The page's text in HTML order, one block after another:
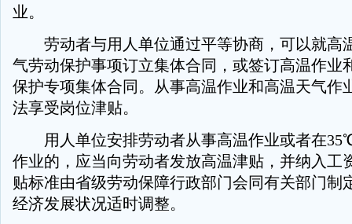
业。
劳动者与用人单位通过平等协商，可以就高
气劳动保护事项订立集体合同，或签订高温作业
保护专项集体合同。从事高温作业和高温天气作
法享受岗位津贴。
用人单位安排劳动者从事高温作业或者在
作业的，应当向劳动者发放高温津贴，并纳入工
贴标准由省级劳动保障行政部门会同有关部门制
经济发展状况适时调整。